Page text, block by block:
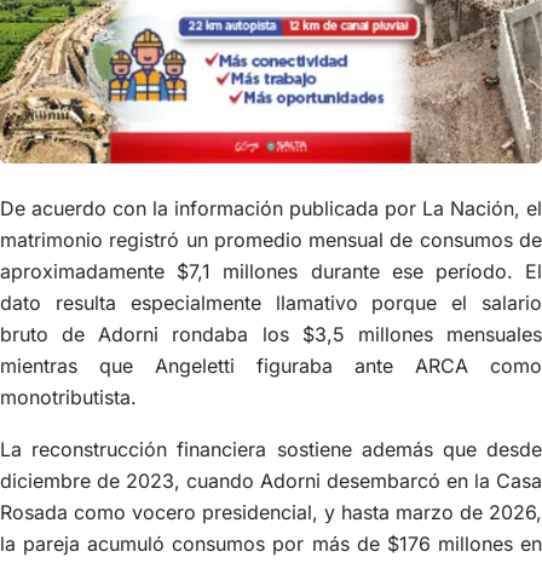
De acuerdo con la información publicada por La Nación, el
matrimonio registró un promedio mensual de consumos de
aproximadamente $7,1 millones durante ese período. El
dato resulta especialmente llamativo porque el salario
bruto de Adorni rondaba los $3,5 millones mensuales
mientras que Angeletti figuraba ante ARCA como
monotributista.
La reconstrucción financiera sostiene además que desde
diciembre de 2023, cuando Adorni desembarcó en la Casa
Rosada como vocero presidencial, y hasta marzo de 2026,
la pareja acumuló consumos por más de $176 millones en